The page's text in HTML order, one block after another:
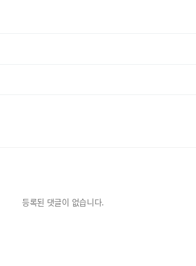
등록된 댓글이 없습니다.